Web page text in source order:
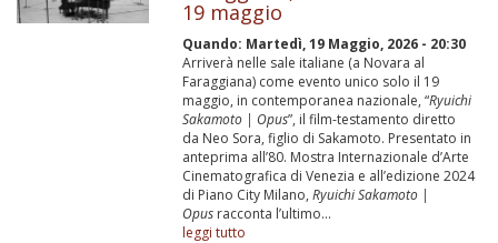
19 maggio
Quando: Martedì, 19 Maggio, 2026 - 20:30
Arriverà nelle sale italiane (a Novara al
Faraggiana) come evento unico solo il 19
maggio, in contemporanea nazionale, “Ryuichi
Sakamoto | Opus”, il film-testamento diretto
da Neo Sora, figlio di Sakamoto. Presentato in
anteprima all’80. Mostra Internazionale d’Arte
Cinematografica di Venezia e all’edizione 2024
di Piano City Milano,Ryuichi Sakamoto |
Opus racconta l’ultimo...
leggi tutto